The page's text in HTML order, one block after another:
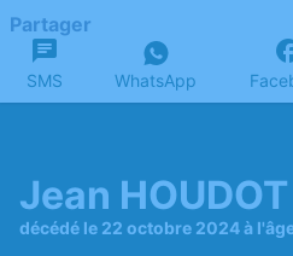
Partager
SMS WhatsApp
Jean HOUDOT
décédé le 22 octobre 2024 à